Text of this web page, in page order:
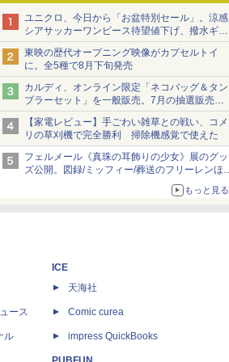
ユニクロ、今日から「お盆特別セール」。涼感
シアサッカーワンピース待望値下げ、撥水ギア
ショーツは1990円に
東映の歴代オープニング映像がカプセルトイ
に。全5種で8月下旬発売
カルディ、オンライン限定「ネコバッグ＆タン
ブラーセット」を一般販売。7月の抽選販売の
当選無効分
【家電レビュー】手ごわい雑草との戦い、コメ
リの草刈機で完全勝利 掃除機感覚で使えた
フェルメール《真珠の耳飾りの少女》展のグッ
ズ公開。図録/ミッフィー/葬送のフリーレンほ
もっと見る
ース
ル
ICE
天海社
Comic curea
impress QuickBooks